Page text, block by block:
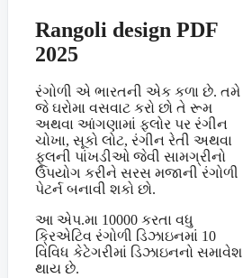
Rangoli design PDF
2025
રંગોળી એ ભારતની એક કળા છે. તમે
જે ઘરોમા વસવાટ કરો છો તે રૂમ
અથવા આંગણામાં ફ્લોર પર રંગીન
ચોખા, સૂકો લોટ, રંગીન રેતી અથવા
ફૂલની પાંખડીઓ જેવી સામગ્રીનો
ઉપયોગ કરીને સરસ મજાની રંગોળી
પેટર્ન બનાવી શકો છો.
આ એપ.મા 10000 કરતા વધુ
ક્રિએટિવ રંગોળી ડિઝાઇનમાં 10
વિવિધ કેટેગરીમાં ડિઝાઇનનો સમાવેશ
થાય છે.